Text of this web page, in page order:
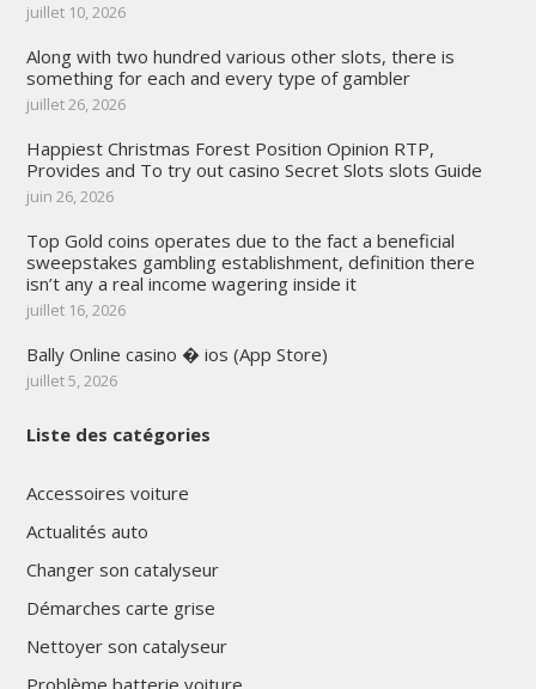
juillet 10, 2026
Along with two hundred various other slots, there is
something for each and every type of gambler
juillet 26, 2026
Happiest Christmas Forest Position Opinion RTP,
Provides and To try out casino Secret Slots slots Guide
juin 26, 2026
Top Gold coins operates due to the fact a beneficial
sweepstakes gambling establishment, definition there
isn’t any a real income wagering inside it
juillet 16, 2026
Bally Online casino � ios (App Store)
juillet 5, 2026
Liste des catégories
Accessoires voiture
Actualités auto
Changer son catalyseur
Démarches carte grise
Nettoyer son catalyseur